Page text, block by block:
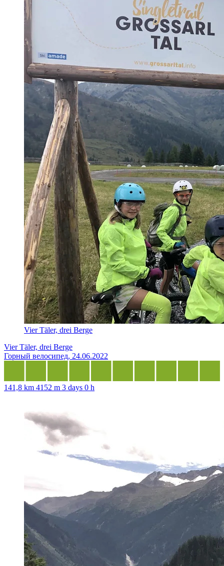
Vier Täler, drei Berge
Vier Täler, drei Berge
Горный велосипед, 24.06.2022
141,8 km 4152 m 3 days 0 h